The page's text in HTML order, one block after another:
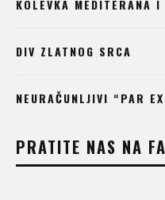
KOLEVKA MEDITERANA
DIV ZLATNOG SRCA
NEURAČUNLJIVI “PAR
PRATITE NAS NA